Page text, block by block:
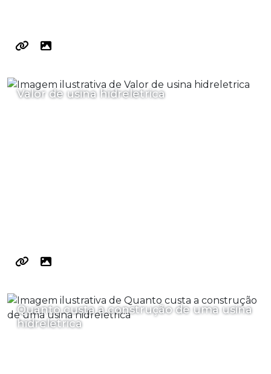
Valor de usina hidreletrica
Quanto custa a construção de uma usina
hidreletrica